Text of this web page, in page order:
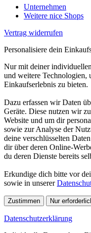
Unternehmen
Weitere nice Shops
Vertrag widerrufen
Personalisiere dein
Nur mit deiner
und weitere Technologien,
Einkaufserlebnis zu bieten.
Dazu erfassen wir Daten
Geräte. Diese nutzen wir
Website und um dir
sowie zur Analyse der
deine verschlüsselten
dir über deren Online-
du deren Dienste bereits
Erkundige dich bitte vor
sowie in unserer
Zustimmen Nur
Datenschutzerklärung